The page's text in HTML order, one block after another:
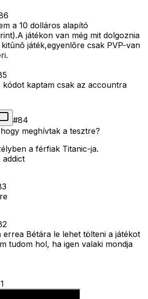
a 10 dolláros alapító
játékon van még mit dolgoznia
játék,egyenlõre csak PVP-van
kaptam csak az accountra
#84
meghívtak a tesztre?
a férfiak Titanic-ja.
addict
errea Bétára le lehet tölteni a játékot
tudom hol, ha igen valaki mondja